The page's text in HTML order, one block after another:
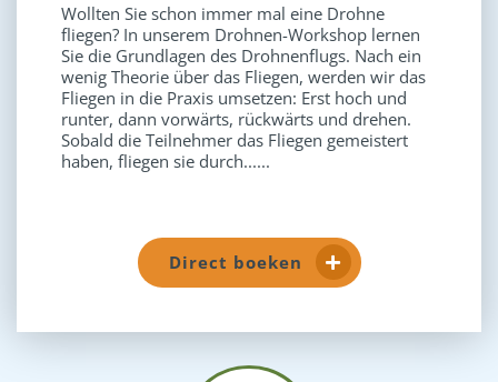
Wollten Sie schon immer mal eine Drohne
fliegen? In unserem Drohnen-Workshop lernen
Sie die Grundlagen des Drohnenflugs. Nach ein
wenig Theorie über das Fliegen, werden wir das
Fliegen in die Praxis umsetzen: Erst hoch und
runter, dann vorwärts, rückwärts und drehen.
Sobald die Teilnehmer das Fliegen gemeistert
haben, fliegen sie durch......
Direct boeken